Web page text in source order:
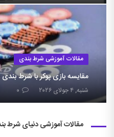
مقالات آموزشی شرط بندی
مقایسه بازی پوکر با شرط
شنبه, ۴ جولای ۲۰۲۶ ۰
مقالات آموزشی دنیای شرط